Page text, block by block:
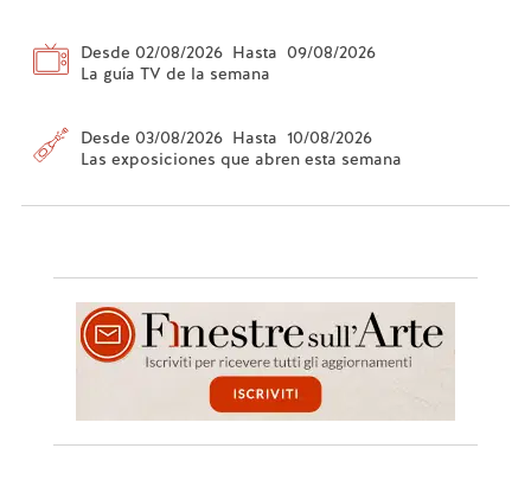
Desde 02/08/2026 Hasta 09/08/2026
La guía TV de la semana
Desde 03/08/2026 Hasta 10/08/2026
Las exposiciones que abren esta semana